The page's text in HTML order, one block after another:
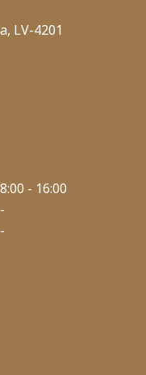
LV-4201
8:00 - 16:00
-
-